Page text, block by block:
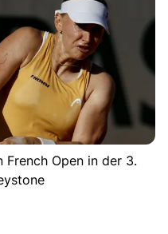
French Open in der 3.